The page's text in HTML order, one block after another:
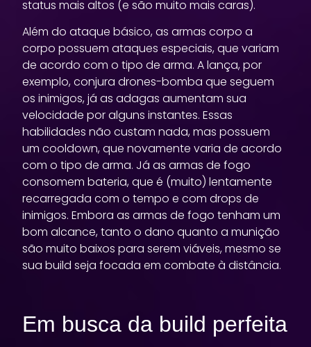
status mais altos (e são muito mais caras).
Além do ataque básico, as armas corpo a
corpo possuem ataques especiais, que variam
de acordo com o tipo de arma. A lança, por
exemplo, conjura drones-bomba que seguem
os inimigos, já as adagas aumentam sua
velocidade por alguns instantes. Essas
habilidades não custam nada, mas possuem
um cooldown, que novamente varia de acordo
com o tipo de arma. Já as armas de fogo
consomem bateria, que é (muito) lentamente
recarregada com o tempo e com drops de
inimigos. Embora as armas de fogo tenham um
bom alcance, tanto o dano quanto a munição
são muito baixos para serem viáveis, mesmo se
sua build seja focada em combate à distância.
Em busca da build perfeita